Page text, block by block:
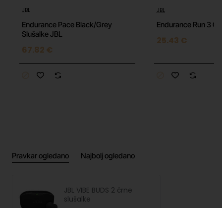
Tip slušalk:
Brezžične (True Wireless)
Zvok:
(polnilna škatlica) = skupno 32 ur
Funkcije:Smart Ambient, TalkThru, podpora za
JBL
Endurance Pace Black/Grey
Slušalke JBL
67.82 €
JBL
Endurance Run 3 C
25.43 €
Pravkar ogledano Najbolj ogledano
JBL VIBE BUDS 2 črne
slušalke